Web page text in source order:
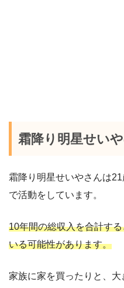
霜降り明星せい
霜降り明星せいやさんは
で活動をしています。
10年間の総収入を合計す
いる可能性があります。
家族に家を買ったりと、